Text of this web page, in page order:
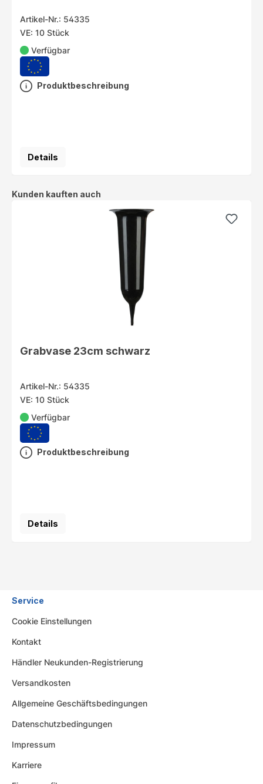
Artikel-Nr.: 54335
VE: 10 Stück
Verfügbar
Produktbeschreibung
Details
Produktgalerie überspringen
Kunden kauften auch
Grabvase 23cm schwarz
Artikel-Nr.: 54335
VE: 10 Stück
Verfügbar
Produktbeschreibung
Details
Service
Cookie Einstellungen
Kontakt
Händler Neukunden-Registrierung
Versandkosten
Allgemeine Geschäftsbedingungen
Datenschutzbedingungen
Impressum
Karriere